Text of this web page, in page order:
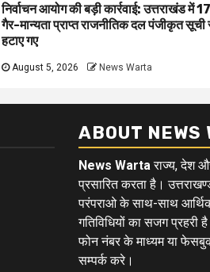
निर्वाचन आयोग की बड़ी कार्रवाई: उत्तराखंड में 17
गैर-मान्यता प्राप्त राजनीतिक दल पंजीकृत सूची
हटाए गए
August 5, 2026 News Warta
ABOUT NEWS
News Wartaराज्य, देश
प्रसारित करता है।
परंपराओ के साथ-साथ
गतिविधियों का सजग प्रहरी
फोन नंबर के माध्यम या
सम्पर्क करे।